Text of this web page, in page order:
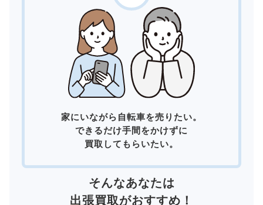
家にいながら自転車を売りたい。
できるだけ手間をかけずに
買取してもらいたい。
そんなあなたは
出張買取がおすすめ！